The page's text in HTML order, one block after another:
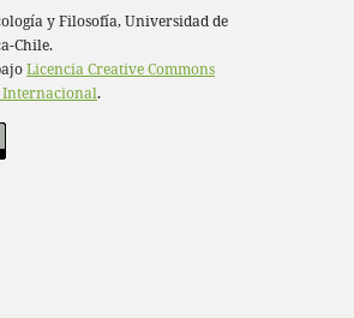
y Filosofía, Universidad de
Chile.
Licencia Creative Commons
.